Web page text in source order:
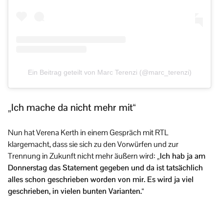
Ein Beitrag geteilt von Marc Terenzi (@marc_terenzi)
„Ich mache da nicht mehr mit“
Nun hat Verena Kerth in einem Gespräch mit RTL
klargemacht, dass sie sich zu den Vorwürfen und zur
Trennung in Zukunft nicht mehr äußern wird: „Ich hab ja am
Donnerstag das Statement gegeben und da ist tatsächlich
alles schon geschrieben worden von mir. Es wird ja viel
geschrieben, in vielen bunten Varianten.“